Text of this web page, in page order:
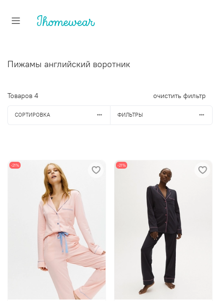
Пижамы английский воротник
Товаров 4 очистить фильтр
СОРТИРОВКА ФИЛЬТРЫ
-21% -21%